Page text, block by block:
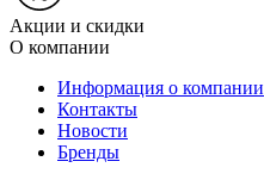
Акции и скидки
О компании
Информация о компании
Контакты
Новости
Бренды